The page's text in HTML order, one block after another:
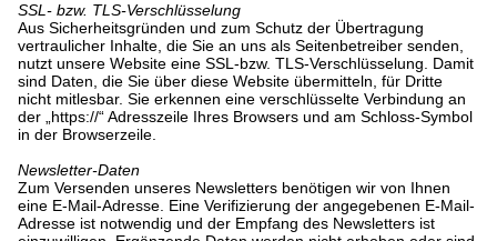
SSL- bzw. TLS-Verschlüsselung
Aus Sicherheitsgründen und zum Schutz der Übertragung
vertraulicher Inhalte, die Sie an uns als Seitenbetreiber senden,
nutzt unsere Website eine SSL-bzw. TLS-Verschlüsselung. Damit
sind Daten, die Sie über diese Website übermitteln, für Dritte
nicht mitlesbar. Sie erkennen eine verschlüsselte Verbindung an
der „https://“ Adresszeile Ihres Browsers und am Schloss-Symbol
in der Browserzeile.
Newsletter-Daten
Zum Versenden unseres Newsletters benötigen wir von Ihnen
eine E-Mail-Adresse. Eine Verifizierung der angegebenen E-Mail-
Adresse ist notwendig und der Empfang des Newsletters ist